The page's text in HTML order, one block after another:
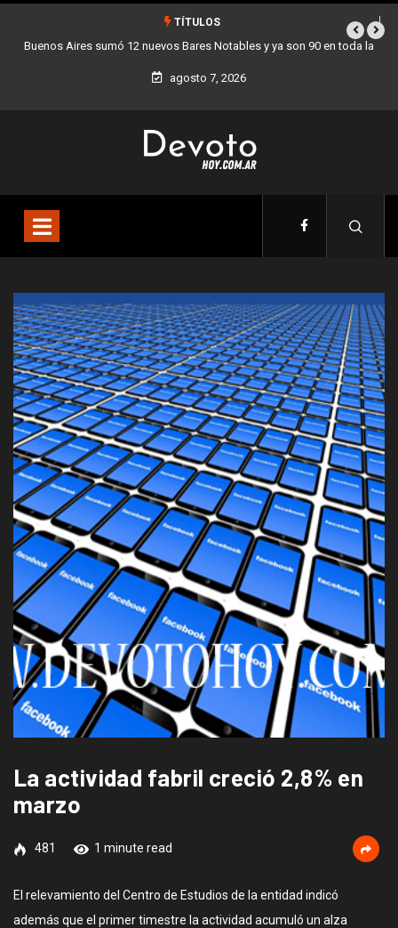
TÍTULOS
12 nuevos Bares Notables y ya son 90 en toda la
Los stands móviles
agosto 7, 2026
La actividad fabril creció 2,8% en
marzo
481 1 minute read
El relevamiento del Centro de Estudios de la entidad indicó
además que el primer timestre la actividad acumuló un alza